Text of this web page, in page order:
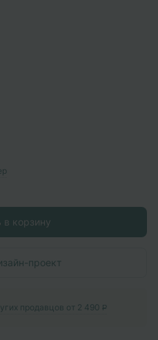
в корзину
проект
продавцов от 2 490 P